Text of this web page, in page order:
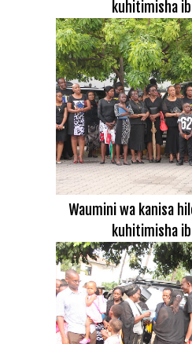
kuhitimisha
Waumini wa kanisa
kuhitimisha